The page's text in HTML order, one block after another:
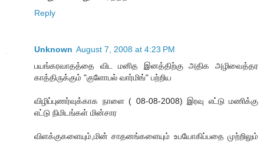
Reply
Unknown August 7, 2008 at 4:23 PM
பயங்கரவாதத்தை விட மனித இனத்திற்கு அதிக அழிவைத்தர
காத்திருக்கும் "குளோபல் வார்மிங்" பற்றிய
விழிப்புணர்வுக்காக நாளை ( 08-08-2008) இரவு எட்டு மணிக்கு
எட்டு நிமிடங்கள் மின்சார
விளக்குகளையும்,மின் சாதனங்களையும் உபயோகிப்பதை முற்றிலும்